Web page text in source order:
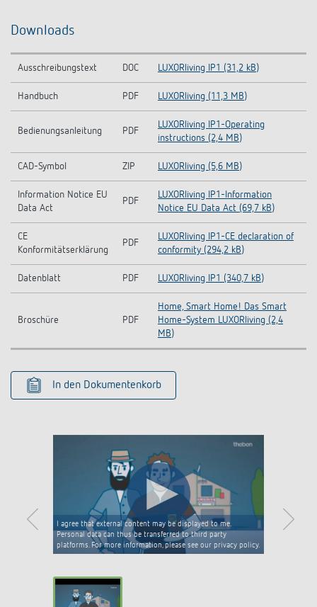
Downloads
Ausschreibungstext DOC LUXORliving IP1 (31,2 kB)
Handbuch PDF LUXORliving (11,3 MB)
Bedienungsanleitung PDF
LUXORliving IP1-Operating
instructions (2,4 MB)
CAD-Symbol ZIP LUXORliving (5,6 MB)
Information Notice EU
Data Act
PDF
LUXORliving IP1-Information
Notice EU Data Act (69,7 kB)
CE
Konformitätserklärung
PDF
LUXORliving IP1-CE declaration of
conformity (294,2 kB)
Datenblatt PDF LUXORliving IP1 (340,7 kB)
Broschüre PDF
Home, Smart Home! Das Smart
Home-System LUXORliving (2,4
MB)
In den Dokumentenkorb
I agree that external content may be displayed to me.
Personal data can thus be transferred to third party
platforms. For more information, please see our privacy policy.